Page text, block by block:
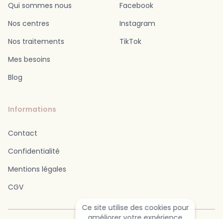
Qui sommes nous
Nos centres
Nos traitements
Mes besoins
Blog
Informations
Contact
Confidentialité
Mentions légales
CGV
Facebook
Instagram
TikTok
Ce site utilise des cookies pour